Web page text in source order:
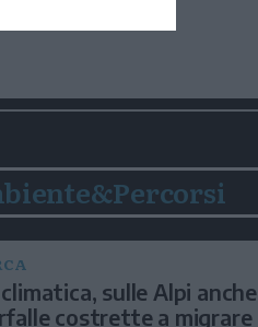
sulle Alpi anche
costrette a migrare